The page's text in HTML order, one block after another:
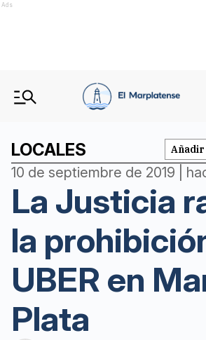
Ads
LOCALES Añadir
10 de septiembre de 2019 |
La Justicia
la
UBER en
Plata